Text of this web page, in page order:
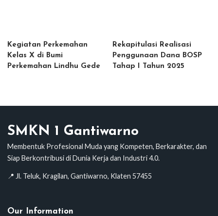
Kegiatan Perkemahan
Kelas X di Bumi
Perkemahan Lindhu Gede
Rekapitulasi Realisasi
Penggunaan Dana BOSP
Tahap I Tahun 2025
SMKN 1 Gantiwarno
Membentuk Profesional Muda yang Kompeten, Berkarakter, dan
Siap Berkontribusi di Dunia Kerja dan Industri 4.0.
📍 Jl. Teluk, Kragilan, Gantiwarno, Klaten 57455
Our Information